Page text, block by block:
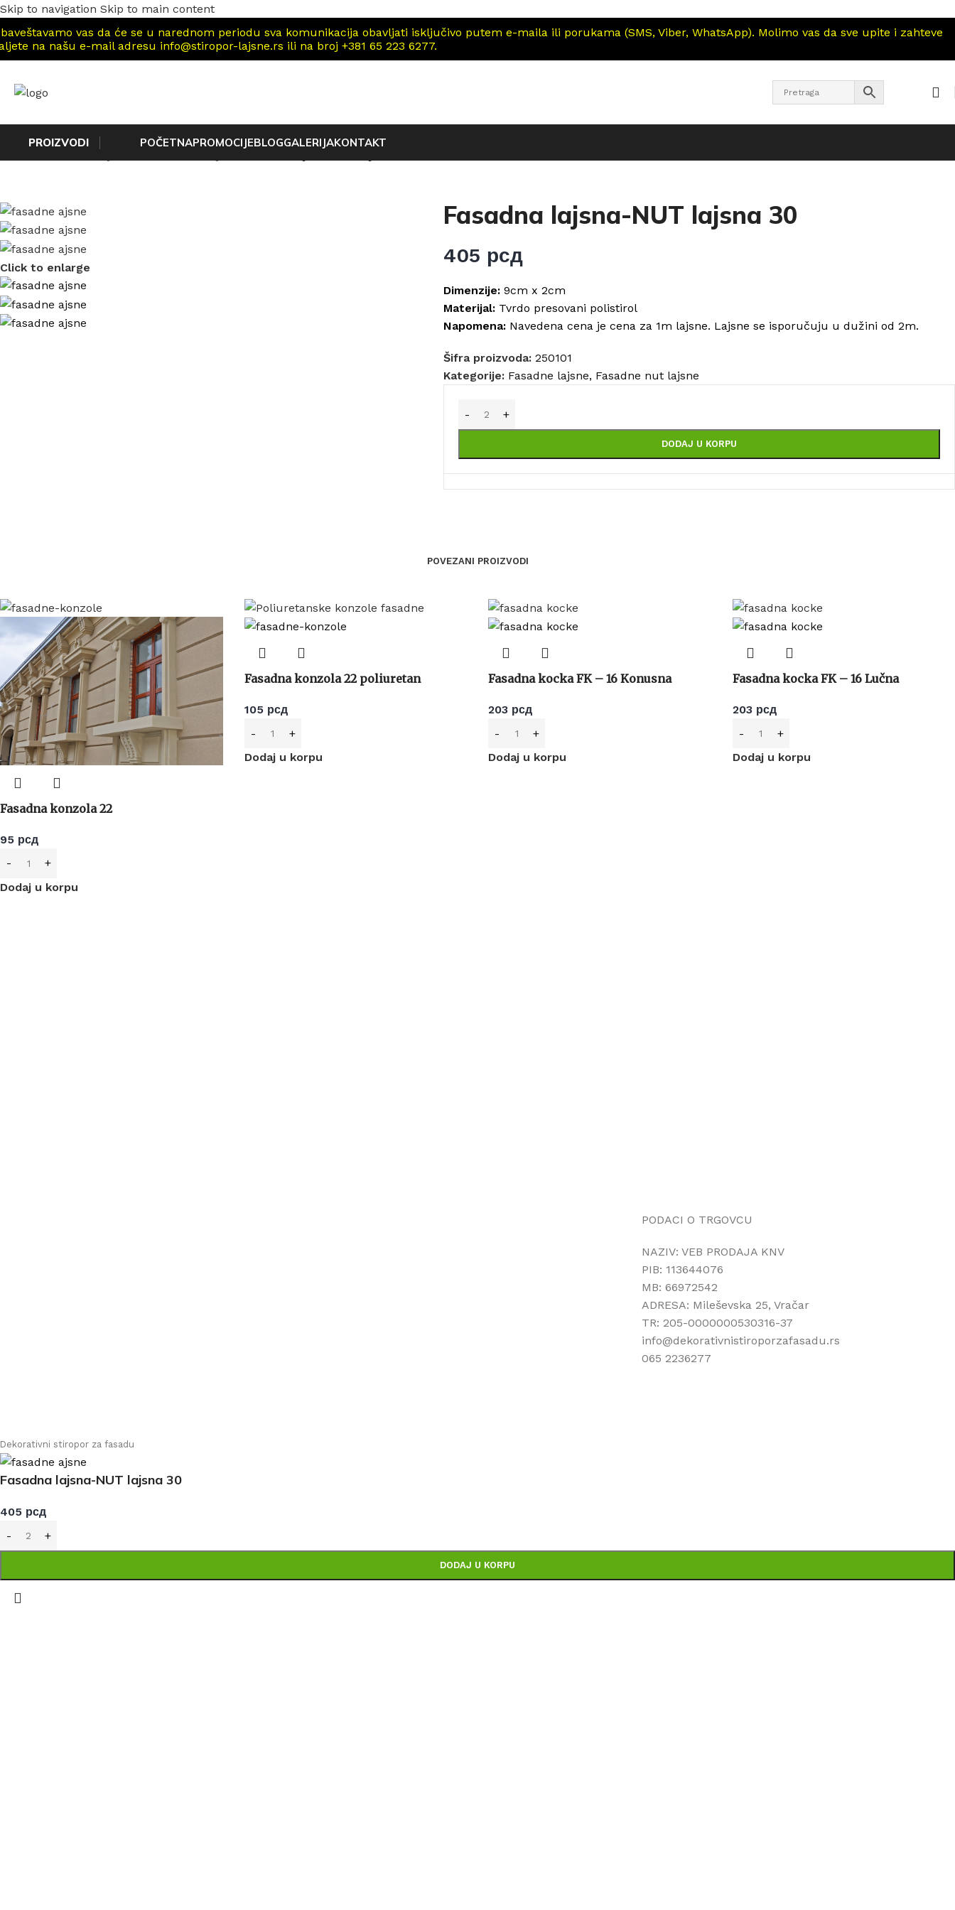
Skip to navigation Skip to main content
vas da će se u narednom periodu sva komunikacija obavljati isključivo putem e-maila ili porukama (SMS, Viber, WhatsApp). Molimo vas da sve upite i zahteve
na našu e-mail adresu info@stiropor-lajsne.rs ili na broj +381 65 223 6277.
PROIZVODI POČETNAPROMOCIJEBLOGGALERIJAKONTAKT
Click to enlarge
Fasadna lajsna-NUT lajsna 30
405 рсд
Dimenzije:9cm x 2cm
Materijal:Tvrdo presovani polistirol
Napomena:Navedena cena je cena za 1m lajsne. Lajsne se isporučuju u dužini od 2m.
Šifra proizvoda: 250101
Kategorije: Fasadne lajsne, Fasadne nut lajsne
DODAJ U KORPU
POVEZANI PROIZVODI
Fasadna konzola 22
95 рсд
Dodaj u korpu
Fasadna konzola 22 poliuretan
105 рсд
Dodaj u korpu
Fasadna kocka FK – 16 Konusna
203 рсд
Dodaj u korpu
Fasadna kocka FK – 16 Lučna
203 рсд
Dodaj u korpu
PODACI O TRGOVCU
NAZIV: VEB PRODAJA KNV
PIB: 113644076
MB: 66972542
ADRESA: Mileševska 25, Vračar
TR: 205-0000000530316-37
info@dekorativnistiroporzafasadu.rs
065 2236277
Dekorativni stiropor za fasadu
Fasadna lajsna-NUT lajsna 30
405 рсд
DODAJ U KORPU